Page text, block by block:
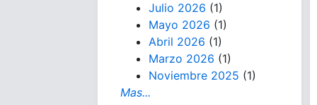
Julio 2026 (1)
Mayo 2026 (1)
Abril 2026 (1)
Marzo 2026 (1)
Noviembre 2025 (1)
Mas...